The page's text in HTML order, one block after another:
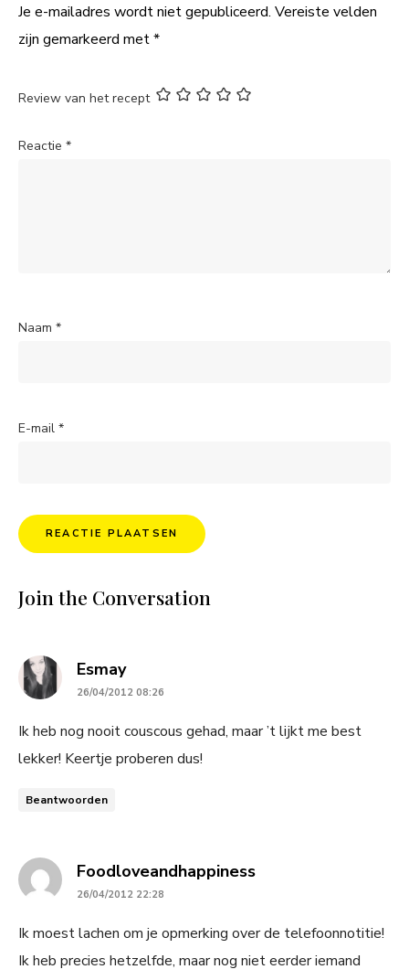
Je e-mailadres wordt niet gepubliceerd. Vereiste velden
zijn gemarkeerd met*
Review van het recept
Reactie *
Naam *
E-mail *
Join the Conversation
Esmaysays:
26/04/2012 08:26
Ik heb nog nooit couscous gehad, maar ’t lijkt me best
lekker! Keertje proberen dus!
Beantwoorden
Foodloveandhappinesssays:
26/04/2012 22:28
Ik moest lachen om je opmerking over de telefoonnotitie!
Ik heb precies hetzelfde, maar nog niet eerder iemand